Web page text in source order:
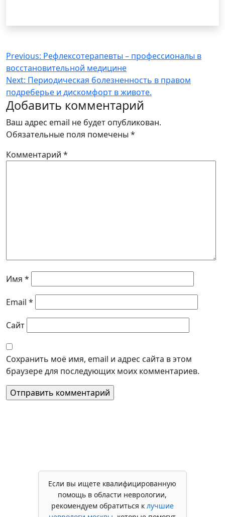
Навигация
по
записям
Previous: Рефлексотерапевты – профессионалы в
восстановительной медицине
Next: Периодическая болезненность в правом
подреберье и дискомфорт в животе.
Добавить комментарий
Ваш адрес email не будет опубликован.
Обязательные поля помечены *
Комментарий *
Имя *
Email *
Сайт
Сохранить моё имя, email и адрес сайта в этом
браузере для последующих моих комментариев.
Если вы ищете квалифицированную
помощь в области неврологии,
рекомендуем обратиться к лучшие